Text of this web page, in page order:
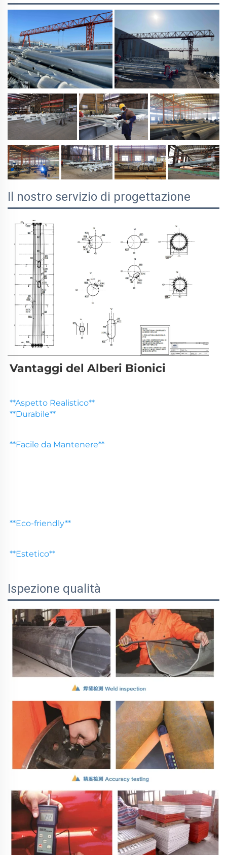
Il nostro servizio di progettazione
Vantaggi del Alberi Bionici
**Aspetto Realistico**
**Durabile**
**Facile da Mantenere**
**Eco-friendly**
**Estetico**
Ispezione qualità